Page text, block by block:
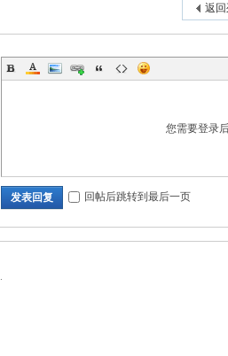
返
您需要登录
发表回复 回帖后跳转到最后一页